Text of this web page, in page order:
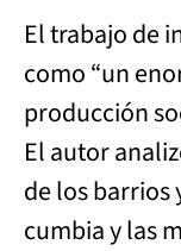
El trabajo de
como “un
producción
El autor
de los barrios
cumbia y las